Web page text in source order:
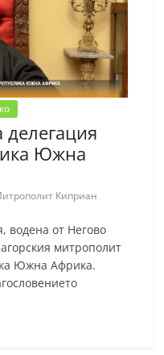
делегация
Южна
Киприан
водена от Негово
митрополит
Южна Африка.